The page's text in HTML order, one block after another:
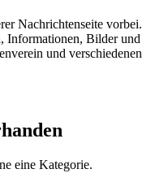
Nachrichtenseite vorbei.
Informationen, Bilder und
und verschiedenen
eine Kategorie.